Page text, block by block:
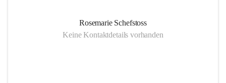
Rosemarie Schefstoss
Keine Kontaktdetails vorhanden